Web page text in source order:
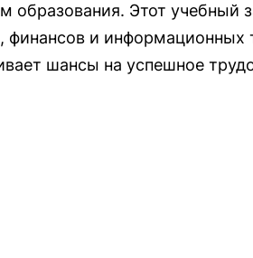
Этот учебный
финансов и информационных
шансы на успешное